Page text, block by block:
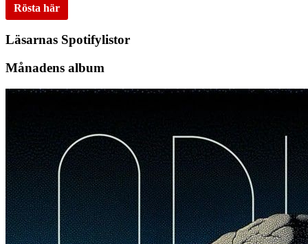
Rösta här
Läsarnas Spotifylistor
Månadens album